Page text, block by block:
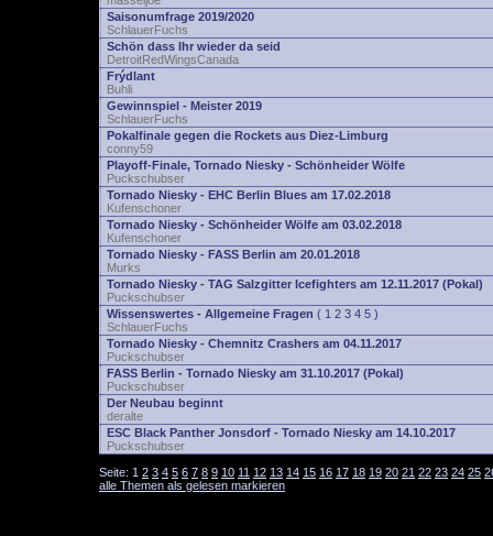
Saisonumfrage 2019/2020
SchlauerFuchs
Schön dass Ihr wieder da seid
DetroitRedWingsCanada
Frýdlant
Buhli
Gewinnspiel - Meister 2019
SchlauerFuchs
Pokalfinale gegen die Rockets aus Diez-Limburg
conny59
Playoff-Finale, Tornado Niesky - Schönheider Wölfe
Puckschubser
Tornado Niesky - EHC Berlin Blues am 17.02.2018
Kufenschoner
Tornado Niesky - Schönheider Wölfe am 03.02.2018
Kufenschoner
Tornado Niesky - FASS Berlin am 20.01.2018
Murks
Tornado Niesky - TAG Salzgitter Icefighters am 12.11.2017 (Pokal)
Puckschubser
Wissenswertes - Allgemeine Fragen ( 1 2 3 4 5 )
SchlauerFuchs
Tornado Niesky - Chemnitz Crashers am 04.11.2017
Puckschubser
FASS Berlin - Tornado Niesky am 31.10.2017 (Pokal)
Puckschubser
Der Neubau beginnt
deralte
ESC Black Panther Jonsdorf - Tornado Niesky am 14.10.2017
Puckschubser
Seite: 1 2 3 4 5 6 7 8 9 10 11 12 13 14 15 16 17 18 19 20 21 22 23 24 25
alle Themen als gelesen markieren